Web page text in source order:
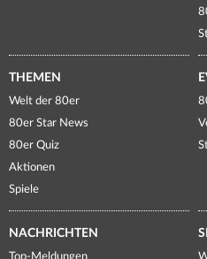
THEMEN
Welt der 80er
80er Star News
80er Quiz
Aktionen
Spiele
NACHRICHTEN